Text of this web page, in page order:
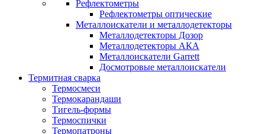
Рефлектометры
Рефлектометры оптические
Металлоискатели и металлодетекторы
Металлодетекторы Дозор
Металлодетекторы АКА
Металлоискатели Garrett
Досмотровые металлоискатели
Термитная сварка
Термосмеси
Термокарандаши
Тигель-формы
Термоспички
Термопатроны